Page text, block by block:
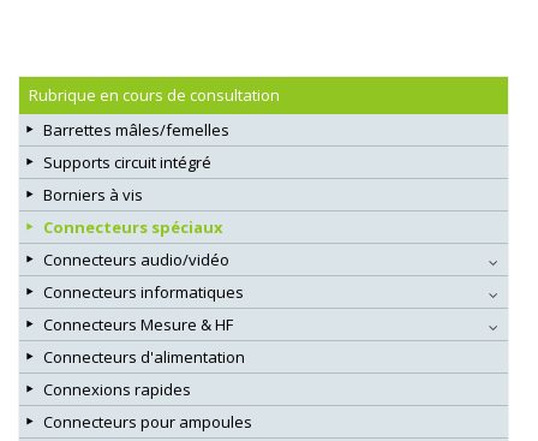
Rubrique en cours de consultation
Barrettes mâles/femelles
Supports circuit intégré
Borniers à vis
Connecteurs spéciaux
Connecteurs audio/vidéo
Connecteurs informatiques
Connecteurs Mesure & HF
Connecteurs d'alimentation
Connexions rapides
Connecteurs pour ampoules